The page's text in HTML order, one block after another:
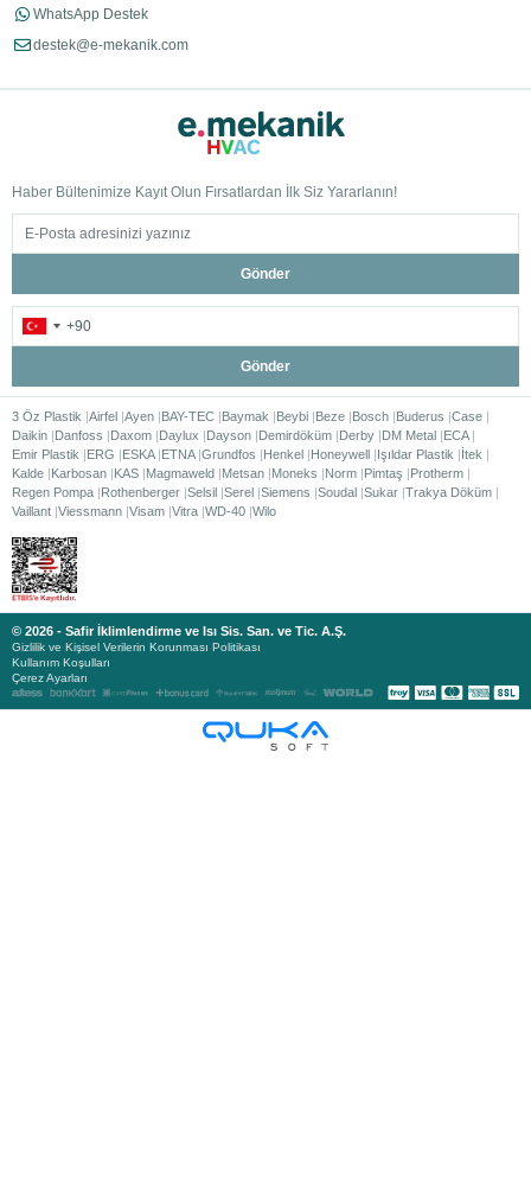
WhatsApp Destek
destek@e-mekanik.com
Haber Bültenimize Kayıt Olun Fırsatlardan İlk Siz Yararlanın!
Gönder
Gönder
3 Öz Plastik Airfel Ayen BAY-TEC Baymak Beybi Beze Bosch Buderus Case
Daikin Danfoss Daxom Daylux Dayson Demirdöküm Derby DM Metal ECA
Emir Plastik
ERG ESKA ETNA Grundfos Henkel Honeywell Işıldar Plastik
İtek
Kalde Karbosan KAS Magmaweld Metsan Moneks Norm Pimtaş
Protherm
Regen Pompa Rothenberger Selsil Serel Siemens Soudal Sukar Trakya Döküm
Vaillant Viessmann Visam Vitra WD-40 Wilo
© 2026 - Safir İklimlendirme ve Isı Sis. San. ve Tic. A.Ş.
Gizlilik ve Kişisel Verilerin Korunması Politikası
Kullanım Koşulları
Çerez Ayarları